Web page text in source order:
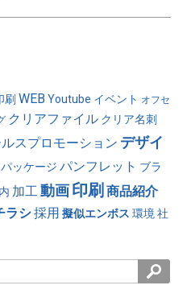
刷 WEB Youtube イベント オフセ
クリアファイル クリア名刺
スプロモーション デザイ
パッケージ パンフレット ブラ
加工 動画印刷 商品紹介
ラシ採用 擬似エンボス 環境 社